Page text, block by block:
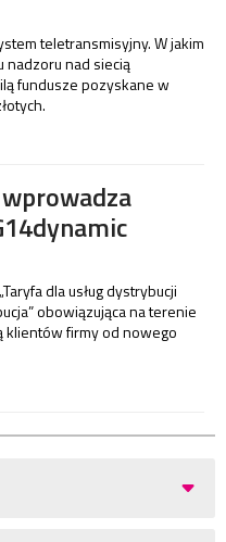
teletransmisyjny. W jakim
nadzoru nad siecią
fundusze pozyskane w
dla usług dystrybucji
obowiązująca na terenie
klientów firmy od nowego